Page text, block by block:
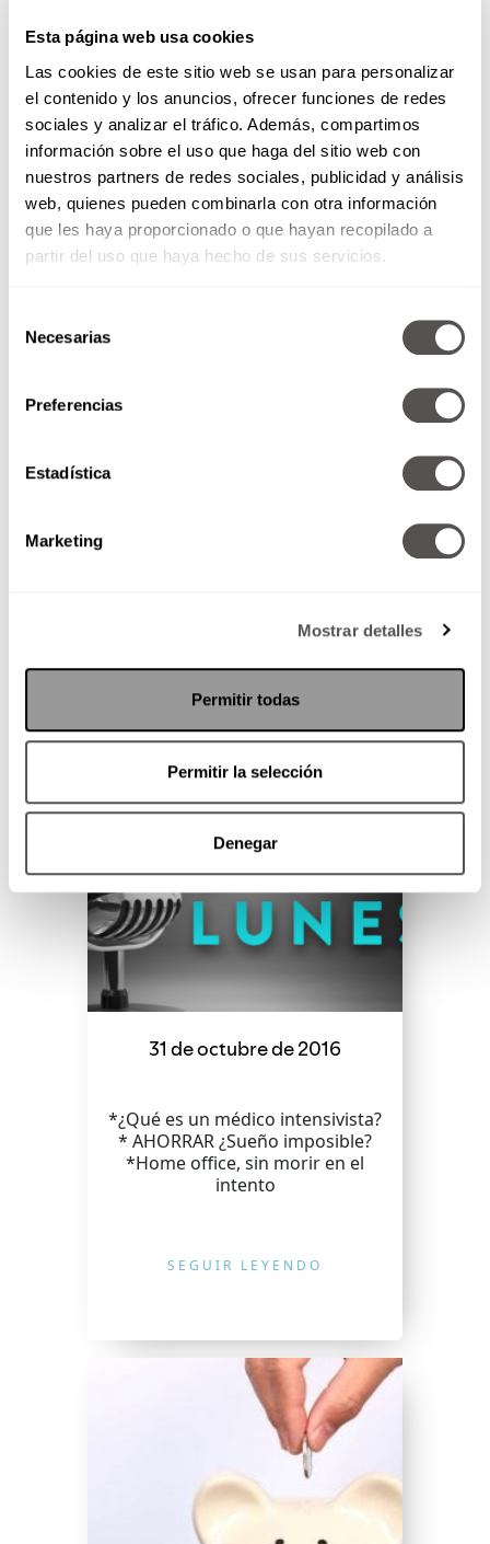
Esta página web usa cookies
Las cookies de este sitio web se usan para personalizar
el contenido y los anuncios, ofrecer funciones de redes
sociales y analizar el tráfico. Además, compartimos
información sobre el uso que haga del sitio web con
nuestros partners de redes sociales, publicidad y análisis
web, quienes pueden combinarla con otra información
que les haya proporcionado o que hayan recopilado a
partir del uso que haya hecho de sus servicios.
Necesarias
Preferencias
Estadística
Marketing
Mostrar detalles
Permitir todas
Permitir la selección
Denegar
31 de octubre de 2016
*¿Qué es un médico intensivista?
* AHORRAR ¿Sueño imposible?
*Home office, sin morir en el
intento
SEGUIR LEYENDO